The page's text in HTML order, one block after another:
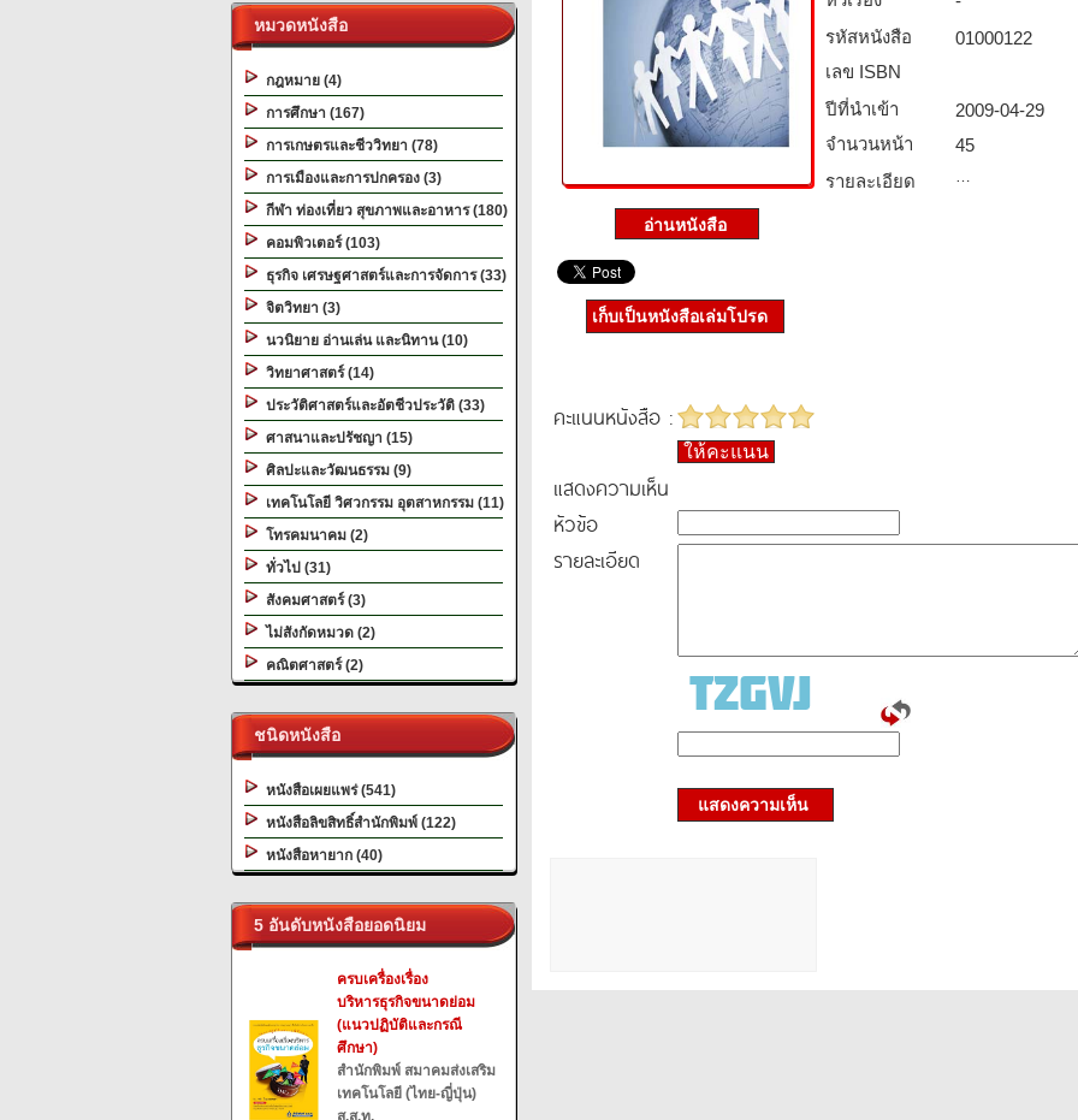
หมวดหนังสือ
กฎหมาย (4)
การศึกษา (167)
การเกษตรและชีววิทยา (78)
การเมืองและการปกครอง (3)
กีฬา ท่องเที่ยว สุขภาพและอาหาร (180)
คอมพิวเตอร์ (103)
ธุรกิจ เศรษฐศาสตร์และการจัดการ (33)
จิตวิทยา (3)
นวนิยาย อ่านเล่น และนิทาน (10)
วิทยาศาสตร์ (14)
ประวัติศาสตร์และอัตชีวประวัติ (33)
ศาสนาและปรัชญา (15)
ศิลปะและวัฒนธรรม (9)
เทคโนโลยี วิศวกรรม อุตสาหกรรม (11)
โทรคมนาคม (2)
ทั่วไป (31)
สังคมศาสตร์ (3)
ไม่สังกัดหมวด (2)
คณิตศาสตร์ (2)
ชนิดหนังสือ
หนังสือเผยแพร่ (541)
หนังสือลิขสิทธิ์สำนักพิมพ์ (122)
หนังสือหายาก (40)
5 อันดับหนังสือยอดนิยม
ครบเครื่องเรื่อง
บริหารธุรกิจขนาดย่อม
(แนวปฏิบัติและกรณี
ศึกษา)
สำนักพิมพ์ สมาคมส่งเสริม
เทคโนโลยี (ไทย-ญี่ปุ่น)
ส.ส.ท.
รหัสหนังสือ­
01000122
เลข ISBN
ปีที่นำเข้า
2009-04-29
จำนวนหน้า
45
รายละเอียด
…
เก็บเป็นหนังสือเล่มโปรด
คะแนนหนังสือ :
ให้คะแนน
แสดงความเห็น
หัวข้อ
รายละเอียด
แสดงความเห็น